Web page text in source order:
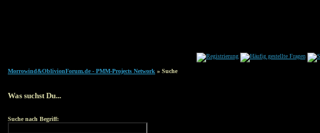
Morrowind&OblivionForum.de - PMM-Projects Network » Suche
Was suchst Du...
Suche nach Begriff: